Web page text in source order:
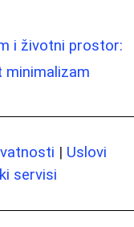
i životni prostor:
minimalizam
| Uslovi
servisi